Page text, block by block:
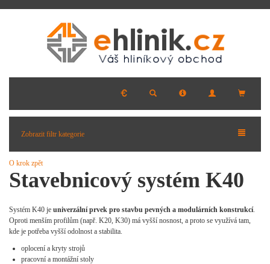
Zobrazit filtr kategorie
O krok zpět
Stavebnicový systém K40
Systém K40 je univerzální prvek pro stavbu pevných a modulárních konstrukcí.
Oproti menším profilům (např. K20, K30) má vyšší nosnost, a proto se využívá tam,
kde je potřeba vyšší odolnost a stabilita.
oplocení a kryty strojů
pracovní a montážní stoly